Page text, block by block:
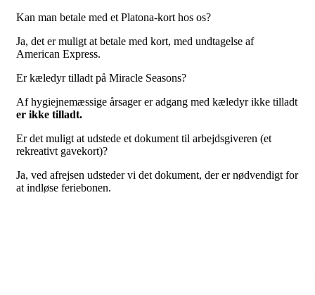
Kan man betale med et Platona-kort hos os?
Ja, det er muligt at betale med kort, med undtagelse af
American Express.
Er kæledyr tilladt på Miracle Seasons?
Af hygiejnemæssige årsager er adgang med kæledyr ikke tilladt
er ikke tilladt.
Er det muligt at udstede et dokument til arbejdsgiveren (et
rekreativt gavekort)?
Ja, ved afrejsen udsteder vi det dokument, der er nødvendigt for
at indløse feriebonen.